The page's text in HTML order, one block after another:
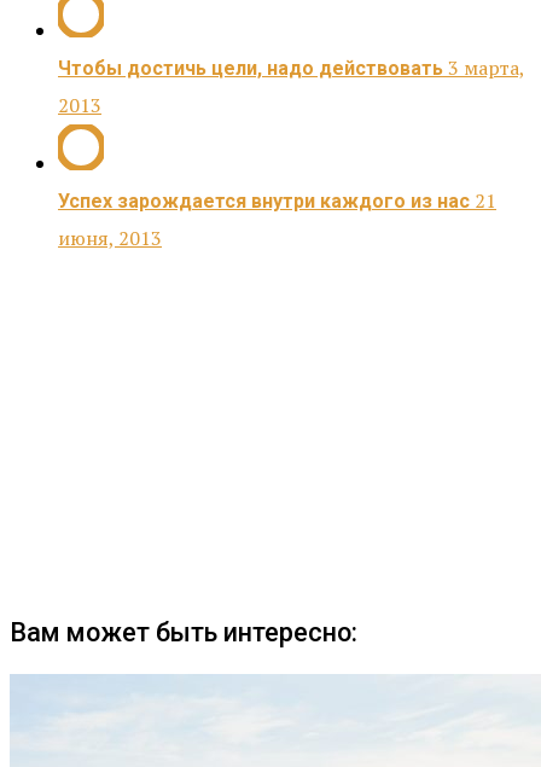
Чтобы достичь цели, надо действовать 3 марта,
2013
Успех зарождается внутри каждого из нас 21
июня, 2013
Вам может быть интересно: